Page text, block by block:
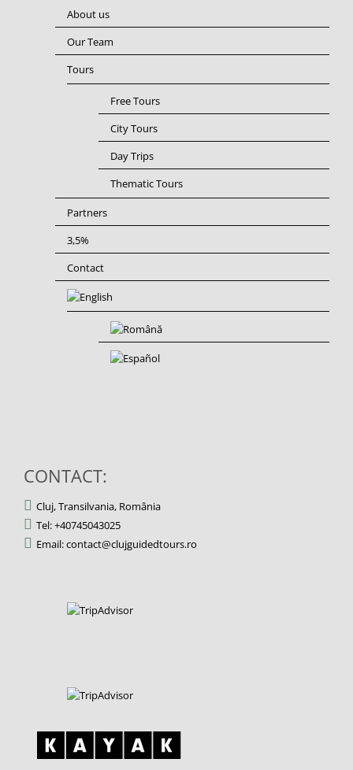
About us
Our Team
Tours
Free Tours
City Tours
Day Trips
Thematic Tours
Partners
3,5%
Contact
CONTACT:
Cluj, Transilvania, România
Tel: +40745043025
Email: contact@clujguidedtours.ro